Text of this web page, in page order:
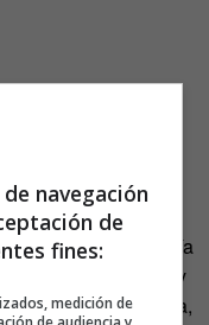
a decir que en
sociales, se
o hacen
. Lo que en teoría
de opiniones’ y
Esta teoría explicaría,
navegación
de
fines:
medición de